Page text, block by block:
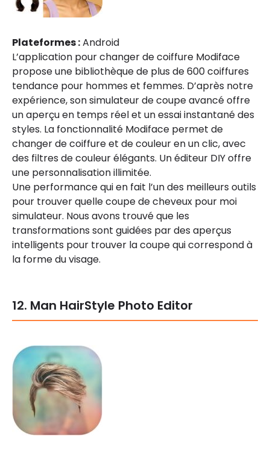
Plateformes :Android
L’application pour changer de coiffure Modiface
propose une bibliothèque de plus de 600 coiffures
tendance pour hommes et femmes. D’après notre
expérience, son simulateur de coupe avancé offre
un aperçu en temps réel et un essai instantané des
styles. La fonctionnalité Modiface permet de
changer de coiffure et de couleur en un clic, avec
des filtres de couleur élégants. Un éditeur DIY offre
une personnalisation illimitée.
Une performance qui en fait l’un des meilleurs outils
pour trouver quelle coupe de cheveux pour moi
simulateur. Nous avons trouvé que les
transformations sont guidées par des aperçus
intelligents pour trouver la coupe qui correspond à
la forme du visage.
12. Man HairStyle Photo Editor